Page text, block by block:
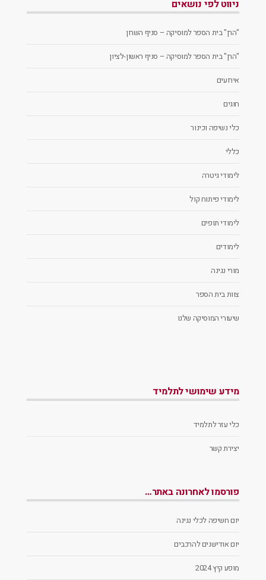
ניווט לפי נושאים
"הרן" בית הספר למוסיקה – סניף השרון
"הרן" בית הספר למוסיקה – סניף ראשון-לציון
אירועים
חוגים
כלי נשיפה וכינור
כללי
לימודי גיטרה
לימודי פיתוח קול
לימודי תופים
לימודים
מורי נגינה
צוות בית הספר
שיעורי המוסיקה שלנו
מידע שימושי לתלמיד
כלי עזר לתלמיד
יצירת קשר
פורסמו לאחרונה באתר…
יום חשיפה לכלי נגינה
יום אודישנים להרכבים
מופע קיץ 2024